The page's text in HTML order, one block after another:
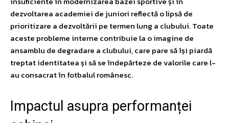
dezvoltarea academiei de juniori reflectă o lipsă de
prioritizare a dezvoltării pe termen lung a clubului. Toate
aceste probleme interne contribuie la o imagine de
ansamblu de degradare a clubului, care pare să își piardă
treptat identitatea și să se îndepărteze de valorile care l-
au consacrat în fotbalul românesc.
Impactul asupra performanței